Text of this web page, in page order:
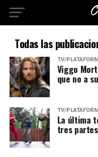
Todas las
TV/
Viggo
que no a
TV/
La última
tres partes